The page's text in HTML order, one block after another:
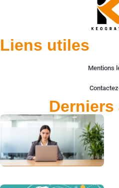
Liens utiles
Mentions